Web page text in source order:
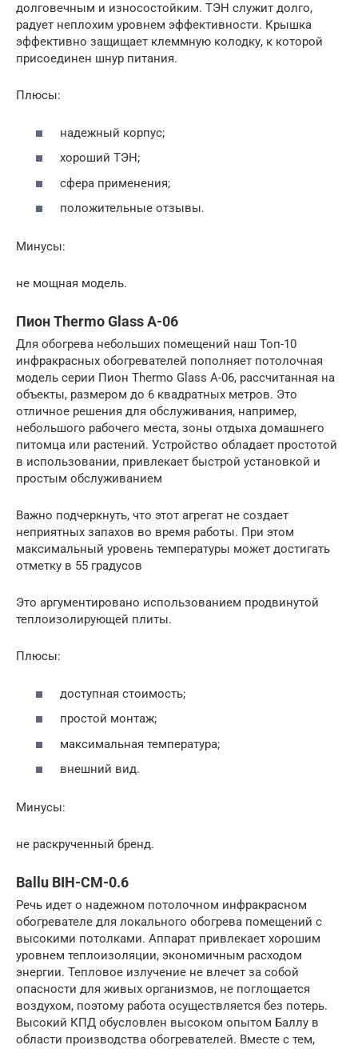
долговечным и износостойким. ТЭН служит долго,
радует неплохим уровнем эффективности. Крышка
эффективно защищает клеммную колодку, к которой
присоединен шнур питания.
Плюсы:
надежный корпус;
хороший ТЭН;
сфера применения;
положительные отзывы.
Минусы:
не мощная модель.
Пион Thermo Glass A-06
Для обогрева небольших помещений наш Топ-10
инфракрасных обогревателей пополняет потолочная
модель серии Пион Thermo Glass A-06, рассчитанная на
объекты, размером до 6 квадратных метров. Это
отличное решения для обслуживания, например,
небольшого рабочего места, зоны отдыха домашнего
питомца или растений. Устройство обладает простотой
в использовании, привлекает быстрой установкой и
простым обслуживанием
Важно подчеркнуть, что этот агрегат не создает
неприятных запахов во время работы. При этом
максимальный уровень температуры может достигать
отметку в 55 градусов
Это аргументировано использованием продвинутой
теплоизолирующей плиты.
Плюсы:
доступная стоимость;
простой монтаж;
максимальная температура;
внешний вид.
Минусы:
не раскрученный бренд.
Ballu BIH-CM-0.6
Речь идет о надежном потолочном инфракрасном
обогревателе для локального обогрева помещений с
высокими потолками. Аппарат привлекает хорошим
уровнем теплоизоляции, экономичным расходом
энергии. Тепловое излучение не влечет за собой
опасности для живых организмов, не поглощается
воздухом, поэтому работа осуществляется без потерь.
Высокий КПД обусловлен высоком опытом Баллу в
области производства обогревателей. Вместе с тем,